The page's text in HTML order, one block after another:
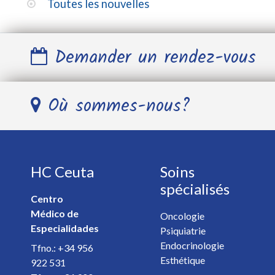
Toutes les nouvelles
Demander un rendez-vous
Télephone *
E-mail *
Spécialiste *
Détails de votre rendez-vous *
Où sommes-nous?
HC Ceuta
Centro
Médico de
Especialidades
Tfno.: +34 956
922 531
Soins
spécialisés
Oncologie
Psiquiatrie
Endocrinologie
Esthétique